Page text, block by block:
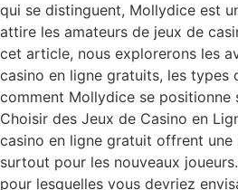
qui se distinguent, Mollydice est
attire les amateurs de jeux de
cet article, nous explorerons les
casino en ligne gratuits, les types
comment Mollydice se positionne
Choisir des Jeux de Casino en
casino en ligne gratuit offrent une
surtout pour les nouveaux
pour lesquelles vous devriez